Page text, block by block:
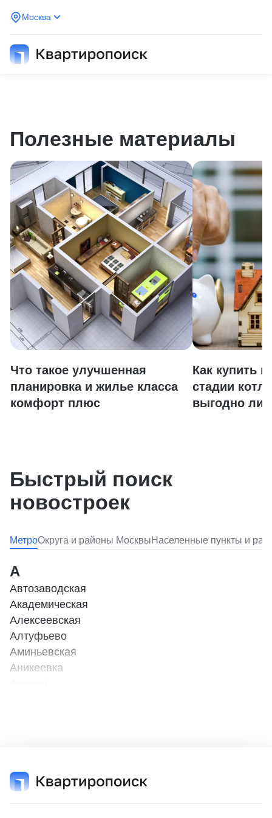
Москва
Полезные материалы
Что такое улучшенная
планировка и жилье класса
комфорт плюс
Как купить
стадии
выгодно ли
Быстрый поиск
новостроек
МетроОкруга и районы МосквыНаселенные пункты и
А
Автозаводская
Академическая
Алексеевская
Алтуфьево
Аминьевская
Аникеевка
Балтийская
Бауманская
Беговая (МЦД - 1)